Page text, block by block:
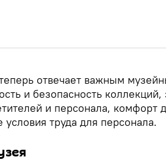
отвечает важным
и безопасность коллекций,
и персонала, комфорт
труда для персонала.